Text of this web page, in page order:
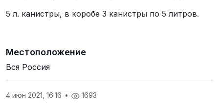
5 л. канистры, в коробе 3 канистры по 5 литров.
Местоположение
Вся Россия
4 июн 2021, 16:16 • 1693